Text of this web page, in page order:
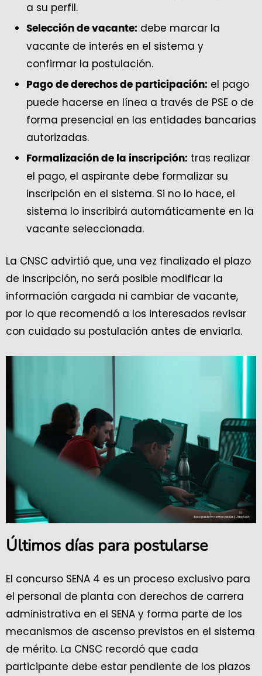
a su perfil.
Selección de vacante: debe marcar la
vacante de interés en el sistema y
confirmar la postulación.
Pago de derechos de participación: el pago
puede hacerse en línea a través de PSE o de
forma presencial en las entidades bancarias
autorizadas.
Formalización de la inscripción: tras realizar
el pago, el aspirante debe formalizar su
inscripción en el sistema. Si no lo hace, el
sistema lo inscribirá automáticamente en la
vacante seleccionada.
La CNSC advirtió que, una vez finalizado el plazo
de inscripción, no será posible modificar la
información cargada ni cambiar de vacante,
por lo que recomendó a los interesados revisar
con cuidado su postulación antes de enviarla.
Últimos días para postularse
El concurso SENA 4 es un proceso exclusivo para
el personal de planta con derechos de carrera
administrativa en el SENA y forma parte de los
mecanismos de ascenso previstos en el sistema
de mérito. La CNSC recordó que cada
participante debe estar pendiente de los plazos